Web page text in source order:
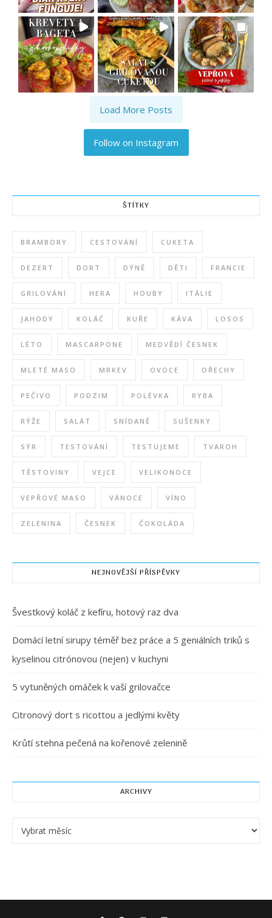
Load More Posts
Follow on Instagram
ŠTÍTKY
BRAMBORY CESTOVÁNÍ CUKETA
DEZERT DORT DÝNĚ DĚTI FRANCIE
GRILOVÁNÍ HERA HOUBY ITÁLIE
JAHODY KOLÁČ KUŘE KÁVA LOSOS
LÉTO MASCARPONE MEDVĚDÍ ČESNEK
MLETÉ MASO MRKEV OVOCE OŘECHY
PEČIVO PODZIM POLÉVKA RYBA
RÝŽE SALÁT SNÍDANĚ SUŠENKY
SÝR TESTOVÁNÍ TESTUJEME TVAROH
TĚSTOVINY VEJCE VELIKONOCE
VEPŘOVÉ MASO VÁNOCE VÍNO
ZELENINA ČESNEK ČOKOLÁDA
NEJNOVĚJŠÍ PŘÍSPĚVKY
Švestkový koláč z kefíru, hotový raz dva
Domácí letní sirupy téměř bez práce a 5 geniálních triků s
kyselinou citrónovou (nejen) v kuchyni
5 vytuněných omáček k vaší grilovačce
Citronový dort s ricottou a jedlými květy
Krůtí stehna pečená na kořenové zelenině
ARCHIVY
Archivy